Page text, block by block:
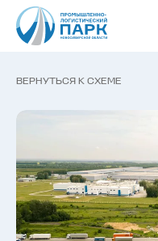
На главную
страницу
ВЕРНУТЬСЯ К СХЕМЕ